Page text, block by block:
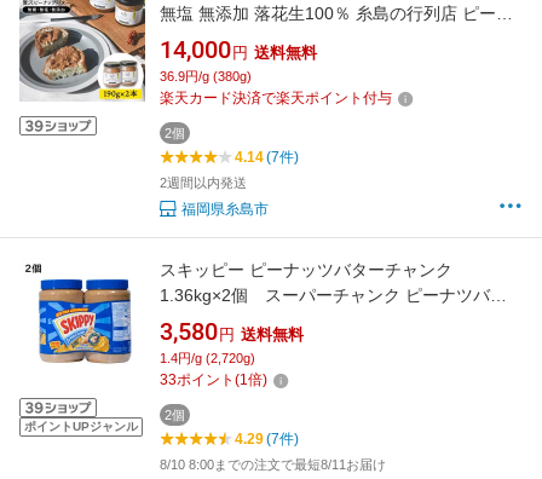
無塩 無添加 落花生100％ 糸島の行列店 ピーナ
ッツペースト 190g×2本セット《糸島》【いと
しまコンシェル】 [ASJ001] 常温1万4千円
14000円
14,000 円 送料無料
36.9円/g (380g)
楽天カード決済で楽天ポイント付与
2個
4.14(7件)
2週間以内発送
福岡県糸島市
ポイントUPジャンル
スキッピー ピーナッツバターチャンク
1.36kg×2個 スーパーチャンク ピーナツバタ
ー ピーナッツペースト ピーナツペースト 落花
生ペースト バター ピーナッツ ペースト 粒入り
クランチ 大容量 2本 ジャム クランキー コスト
3,580 円 送料無料
1.4円/g (2,720g)
33ポイント (1倍)
2個
4.29(7件)
8/10 8:00までの注文で最短8/11お届け